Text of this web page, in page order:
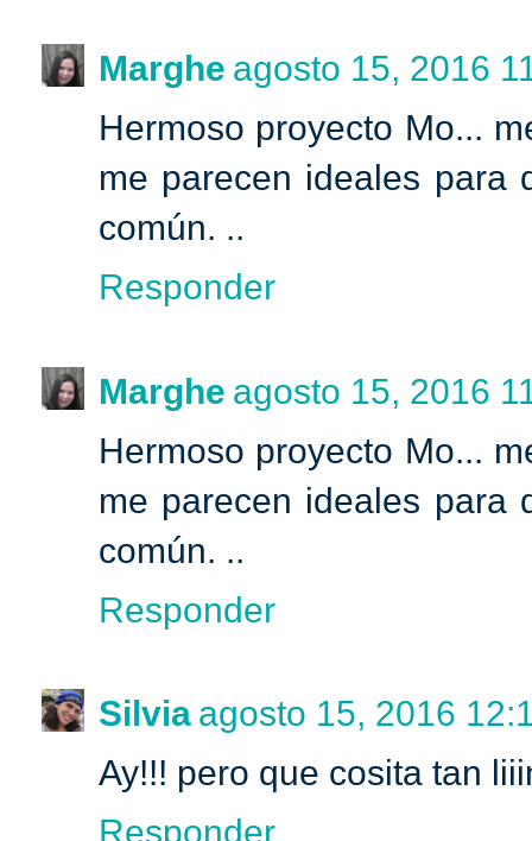
Marghe agosto 15, 2016
Hermoso proyecto Mo...
me parecen ideales para
común. ..
Responder
Marghe agosto 15, 2016
Hermoso proyecto Mo...
me parecen ideales para
común. ..
Responder
Silvia agosto 15, 2016
Ay!!! pero que cosita tan
Responder